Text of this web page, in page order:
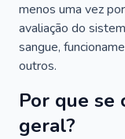
menos uma vez
avaliação do
sangue,
outros.
Por que se
geral?